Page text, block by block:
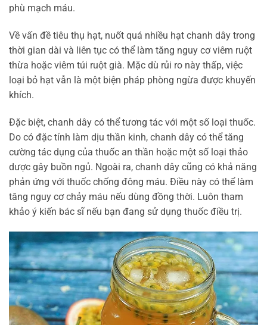
phù mạch máu.
Về vấn đề tiêu thụ hạt, nuốt quá nhiều hạt chanh dây trong
thời gian dài và liên tục có thể làm tăng nguy cơ viêm ruột
thừa hoặc viêm túi ruột già. Mặc dù rủi ro này thấp, việc
loại bỏ hạt vẫn là một biện pháp phòng ngừa được khuyến
khích.
Đặc biệt, chanh dây có thể tương tác với một số loại thuốc.
Do có đặc tính làm dịu thần kinh, chanh dây có thể tăng
cường tác dụng của thuốc an thần hoặc một số loại thảo
dược gây buồn ngủ. Ngoài ra, chanh dây cũng có khả năng
phản ứng với thuốc chống đông máu. Điều này có thể làm
tăng nguy cơ chảy máu nếu dùng đồng thời. Luôn tham
khảo ý kiến bác sĩ nếu bạn đang sử dụng thuốc điều trị.